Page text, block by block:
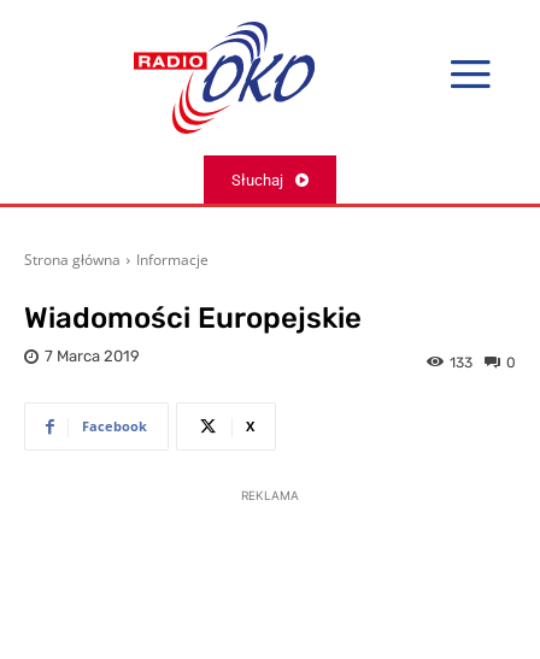
Słuchaj
Strona główna Informacje
Wiadomości Europejskie
7 Marca 2019 0
133
Facebook X
REKLAMA